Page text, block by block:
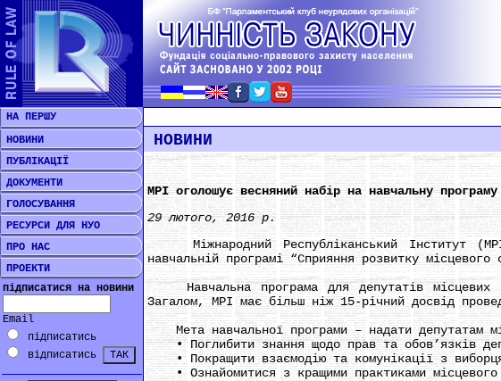
НА ПЕРШУ
НОВИНИ
ПУБЛІКАЦІЇ
ДОКУМЕНТИ
ГОЛОСУВАННЯ
РЕСУРСИ ДЛЯ НУО
ПРО НАС
ПРОЕКТИ
підписатися на новини
Email
підписатись
відписатись
НОВИНИ
МРІ оголошує весняний набір на навчальну
29 лютого, 2016 р.
Міжнародний Республіканський Інститут
навчальній програмі “Сприяння розвитку місцевого
Навчальна програма для депутатів місцевих
Загалом, МРІ має більш ніж 15-річний досвід
Мета навчальної програми – надати депутатам
• Поглибити знання щодо прав та обов’язків
• Покращити взаємодію та комунікації з
• Ознайомитися з кращими практиками місцевого